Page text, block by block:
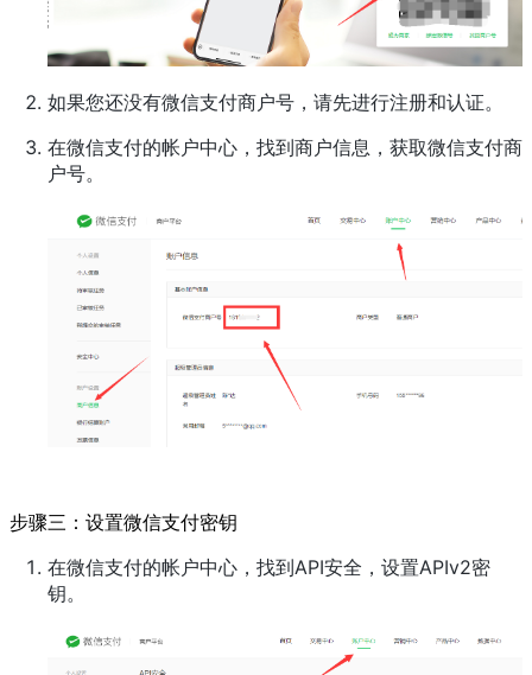
如果您还没有微信支付商户号，请先进行注册和认证。
在微信支付的帐户中心，找到商户信息，获取微信支付商
户号。
步骤三：设置微信支付密钥
在微信支付的帐户中心，找到API安全，设置APIv2密
钥。